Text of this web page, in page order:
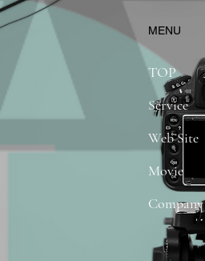
​MENU
TOP
Service
Web Site
Movie
Company